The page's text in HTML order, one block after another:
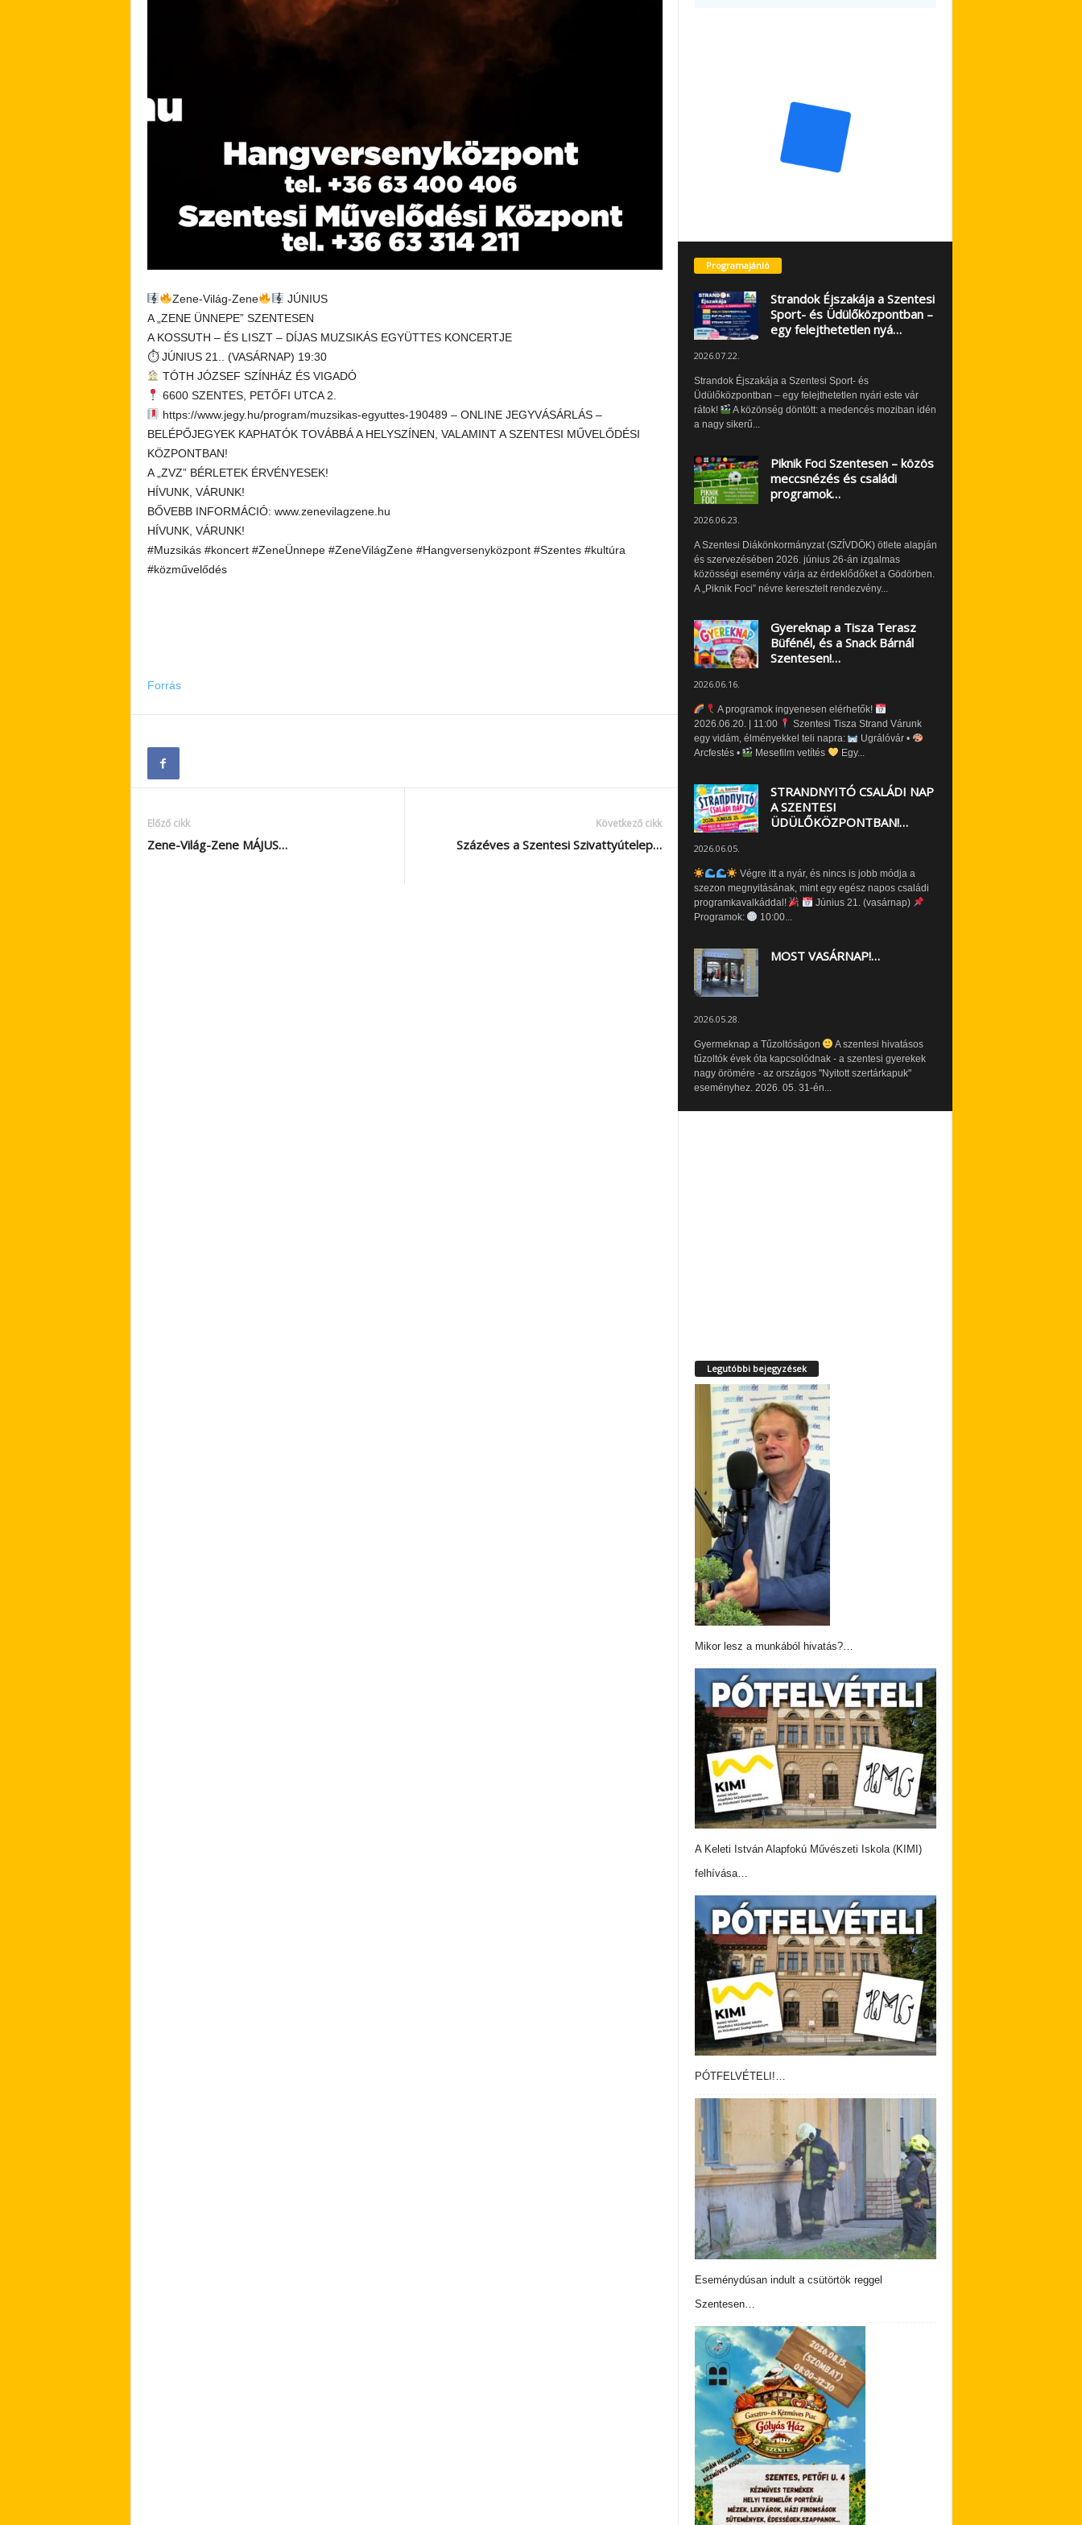
Zene-Világ-Zene
JÚNIUS
A „ZENE ÜNNEPE” SZENTESEN
A KOSSUTH – ÉS LISZT – DÍJAS MUZSIKÁS EGYÜTTES KONCERTJE
⏱ JÚNIUS 21.. (VASÁRNAP) 19:30
TÓTH JÓZSEF SZÍNHÁZ ÉS VIGADÓ
6600 SZENTES, PETŐFI UTCA 2.
https://www.jegy.hu/program/muzsikas-egyuttes-190489 – ONLINE JEGYVÁSÁRLÁS –
BELÉPŐJEGYEK KAPHATÓK TOVÁBBÁ A HELYSZÍNEN, VALAMINT A SZENTESI MŰVELŐDÉSI
KÖZPONTBAN!
A „ZVZ” BÉRLETEK ÉRVÉNYESEK!
HÍVUNK, VÁRUNK!
BŐVEBB INFORMÁCIÓ: www.zenevilagzene.hu
HÍVUNK, VÁRUNK!
#Muzsikás #koncert #ZeneÜnnepe #ZeneVilágZene #Hangversenyközpont #Szentes #kultúra
#közművelődés
Forrás
Előző cikk
Zene-Világ-Zene MÁJUS…
Következő cikk
Százéves a Szentesi Szivattyútelep…
Programajánló
Strandok Éjszakája a Szentesi
Sport- és Üdülőközpontban –
egy felejthetetlen nyá…
2026.07.22.
Strandok Éjszakája a Szentesi Sport- és
Üdülőközpontban – egy felejthetetlen nyári este vár
rátok!
A közönség döntött: a medencés moziban idén
a nagy sikerű...
Piknik Foci Szentesen – közös
meccsnézés és családi
programok…
2026.06.23.
A Szentesi Diákönkormányzat (SZÍVDÖK) ötlete alapján
és szervezésében 2026. június 26-án izgalmas
közösségi esemény várja az érdeklődőket a Gödörben.
A „Piknik Foci” névre keresztelt rendezvény...
Gyereknap a Tisza Terasz
Büfénél, és a Snack Bárnál
Szentesen!…
2026.06.16.
A programok ingyenesen elérhetők!
2026.06.20. | 11:00
Szentesi Tisza Strand Várunk
egy vidám, élményekkel teli napra:
Ugrálóvár •
Arcfestés •
Mesefilm vetítés Egy...
STRANDNYITÓ CSALÁDI NAP
A SZENTESI
ÜDÜLŐKÖZPONTBAN!…
2026.06.05.
Végre itt a nyár, és nincs is jobb módja a
szezon megnyitásának, mint egy egész napos családi
programkavalkáddal!
Június 21. (vasárnap)
Programok:
10:00...
MOST VASÁRNAP!…
2026.05.28.
Gyermeknap a Tűzoltóságon
A szentesi hivatásos
tűzoltók évek óta kapcsolódnak - a szentesi gyerekek
nagy örömére - az országos "Nyitott szertárkapuk"
eseményhez. 2026. 05. 31-én...
Legutóbbi bejegyzések
Mikor lesz a munkából hivatás?…
A Keleti István Alapfokú Művészeti Iskola (KIMI)
felhívása…
PÓTFELVÉTELI!…
Eseménydúsan indult a csütörtök reggel
Szentesen…